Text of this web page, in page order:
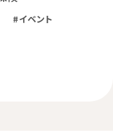
#イベント